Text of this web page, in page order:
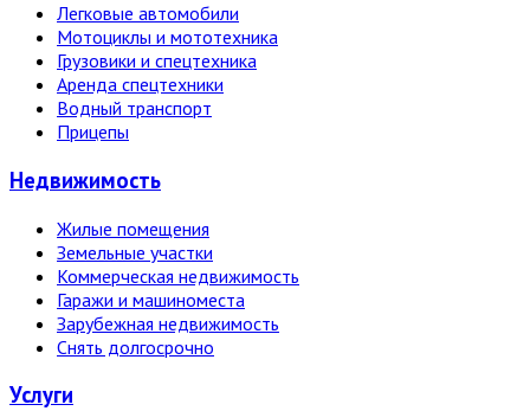
Легковые автомобили
Мотоциклы и мототехника
Грузовики и спецтехника
Аренда спецтехники
Водный транспорт
Прицепы
Недвижи­мость
Жилые помещения
Земельные участки
Коммерческая недвижимость
Гаражи и машиноместа
Зарубежная недвижимость
Снять долгосрочно
Услуги